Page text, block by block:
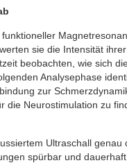
sie die Intensität
beobachten, wie sich
Analysephase
zur
Neurostimulation zu
Ultraschall
spürbar und